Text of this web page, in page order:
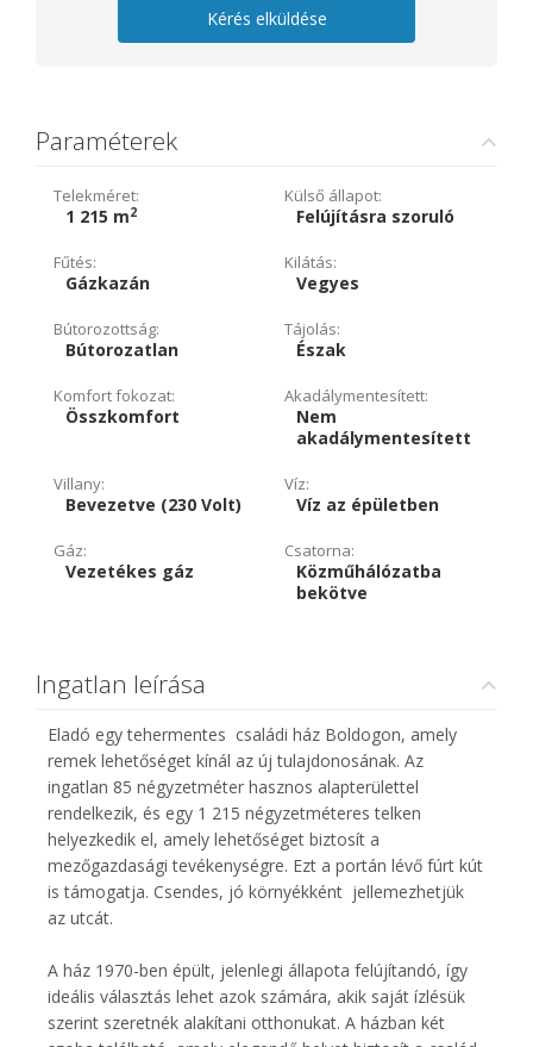
Kérés elküldése
Paraméterek
Telekméret:
1 215 m2
Külső állapot:
Felújításra szoruló
Fűtés:
Gázkazán
Kilátás:
Vegyes
Bútorozottság:
Bútorozatlan
Tájolás:
Észak
Komfort fokozat:
Összkomfort
Akadálymentesített:
Nem
akadálymentesített
Villany:
Bevezetve (230 Volt)
Víz:
Víz az épületben
Gáz:
Vezetékes gáz
Csatorna:
Közműhálózatba
bekötve
Ingatlan leírása
Eladó egy tehermentes családi ház Boldogon, amely
remek lehetőséget kínál az új tulajdonosának. Az
ingatlan 85 négyzetméter hasznos alapterülettel
rendelkezik, és egy 1 215 négyzetméteres telken
helyezkedik el, amely lehetőséget biztosít a
mezőgazdasági tevékenységre. Ezt a portán lévő fúrt kút
is támogatja. Csendes, jó környékként jellemezhetjük
az utcát.
A ház 1970-ben épült, jelenlegi állapota felújítandó, így
ideális választás lehet azok számára, akik saját ízlésük
szerint szeretnék alakítani otthonukat. A házban két